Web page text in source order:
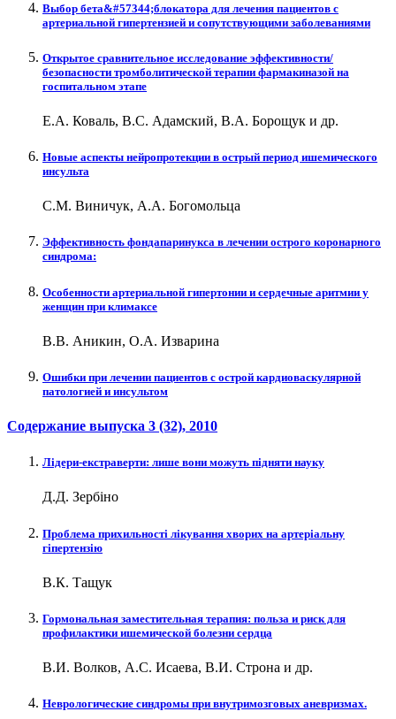
Выбор бета&#57344;блокатора для лечения пациентов с
артериальной гипертензией и сопутствующими заболеваниями
Открытое сравнительное исследование эффективности/
безопасности тромболитической терапии фармакиназой на
госпитальном этапе
Е.А. Коваль, В.С. Адамский, В.А. Борощук и др.
Новые аспекты нейропротекции в острый период ишемического
инсульта
С.М. Виничук, А.А. Богомольца
Эффективность фондапаринукса в лечении острого коронарного
синдрома:
Особенности артериальной гипертонии и сердечные аритмии у
женщин при климаксе
В.В. Аникин, О.А. Изварина
Ошибки при лечении пациентов с острой кардиоваскулярной
патологией и инсультом
Содержание выпуска 3 (32), 2010
Лідери-екстраверти: лише вони можуть підняти науку
Д.Д. Зербіно
Проблема прихильності лікування хворих на артеріальну
гіпертензію
В.К. Тащук
Гормональная заместительная терапия: польза и риск для
профилактики ишемической болезни сердца
В.И. Волков, А.С. Исаева, В.И. Строна и др.
Неврологические синдромы при внутримозговых аневризмах.